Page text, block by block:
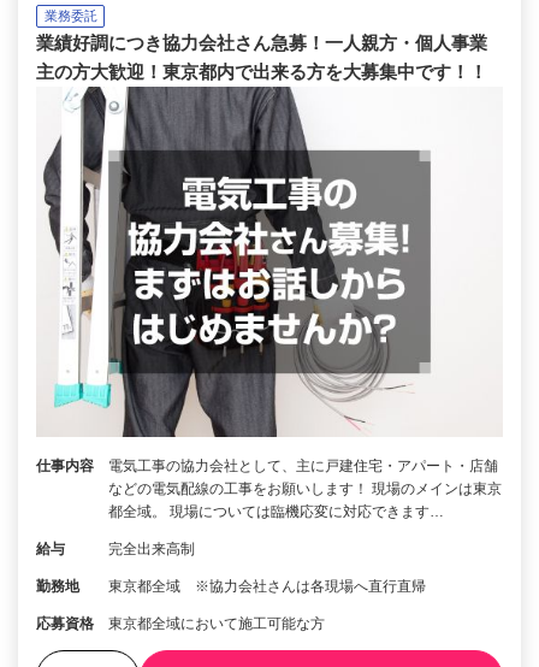
業務委託
業績好調につき協力会社さん急募！一人親方・個人事業
主の方大歓迎！東京都内で出来る方を大募集中です！！
仕事内容
電気工事の協力会社として、主に戸建住宅・アパート・店舗
などの電気配線の工事をお願いします！ 現場のメインは東京
都全域。 現場については臨機応変に対応できます…
給与 完全出来高制
勤務地 東京都全域 ※協力会社さんは各現場へ直行直帰
応募資格 東京都全域において施工可能な方